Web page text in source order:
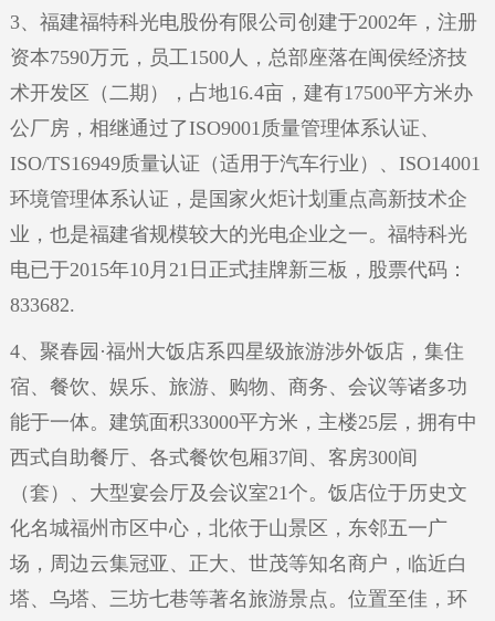
3、福建福特科光电股份有限公司创建于2002年，注册
资本7590万元，员工1500人，总部座落在闽侯经济技
术开发区（二期），占地16.4亩，建有17500平方米办
公厂房，相继通过了ISO9001质量管理体系认证、
ISO/TS16949质量认证（适用于汽车行业）、ISO14001
环境管理体系认证，是国家火炬计划重点高新技术企
业，也是福建省规模较大的光电企业之一。福特科光
电已于2015年10月21日正式挂牌新三板，股票代码：
833682.
4、聚春园·福州大饭店系四星级旅游涉外饭店，集住
宿、餐饮、娱乐、旅游、购物、商务、会议等诸多功
能于一体。建筑面积33000平方米，主楼25层，拥有中
西式自助餐厅、各式餐饮包厢37间、客房300间
（套）、大型宴会厅及会议室21个。饭店位于历史文
化名城福州市区中心，北依于山景区，东邻五一广
场，周边云集冠亚、正大、世茂等知名商户，临近白
塔、乌塔、三坊七巷等著名旅游景点。位置至佳，环